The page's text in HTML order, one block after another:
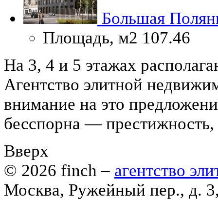
Большая
Площадь, м2 107.46
На 3, 4 и 5 этажах
Агентство элитной
внимание на это
бесспорна —
Вверх
© 2026 finch – агентство
Москва, Ружейный пер., д.